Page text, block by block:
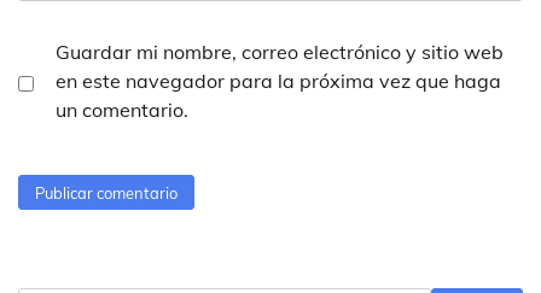
Guardar mi nombre, correo electrónico y sitio web
en este navegador para la próxima vez que haga
un comentario.